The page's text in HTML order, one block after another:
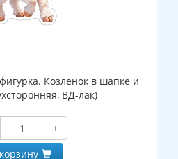
Козленок в шапке и
ВД-лак)
+